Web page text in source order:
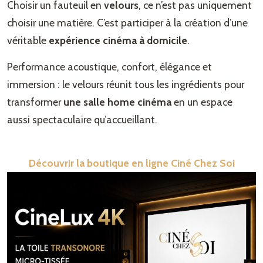
Choisir un fauteuil en velours, ce n’est pas uniquement
choisir une matière. C’est participer à la création d’une
véritable expérience cinéma à domicile.
Performance acoustique, confort, élégance et
immersion : le velours réunit tous les ingrédients pour
transformerune salle home cinémaen un espace
aussi spectaculaire qu’accueillant.
Découvrir la boutique en ligne Ciné Chez Soi